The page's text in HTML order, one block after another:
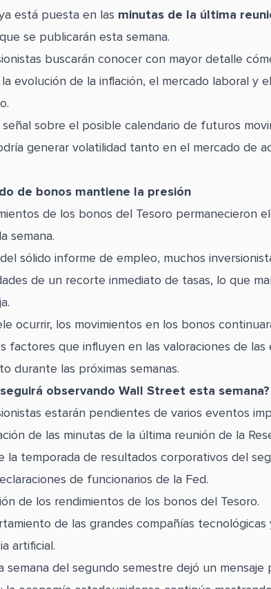
está puesta en las minutas de la última
se publicarán esta semana.
buscarán conocer con mayor detalle
evolución de la inflación, el mercado laboral y
señal sobre el posible calendario de futuros
generar volatilidad tanto en el mercado de
de bonos mantiene la presión
de los bonos del Tesoro permanecieron
semana.
sólido informe de empleo, muchos
de un recorte inmediato de tasas, lo que
ocurrir, los movimientos en los bonos
factores que influyen en las valoraciones de las
durante las próximas semanas.
seguirá observando Wall Street esta semana?
estarán pendientes de varios eventos
de las minutas de la última reunión de la
la temporada de resultados corporativos del
de funcionarios de la Fed.
de los rendimientos de los bonos del Tesoro.
de las grandes compañías
artificial.
semana del segundo semestre dejó un mensaje